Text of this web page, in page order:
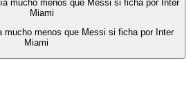
mucho menos que Messi si ficha por Inter
Miami